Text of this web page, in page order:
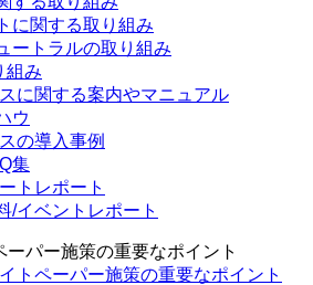
に関する取り組み
ートラルの取り組み
組み
に関する案内やマニュアル
ウ
の導入事例
集
トレポート
/イベントレポート
ーパー施策の重要なポイント
トペーパー施策の重要なポイント